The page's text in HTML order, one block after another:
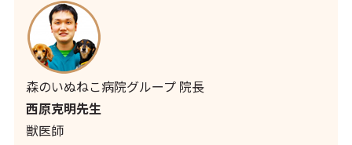
森のいぬねこ病院グループ 院長
西原克明先生
獣医師